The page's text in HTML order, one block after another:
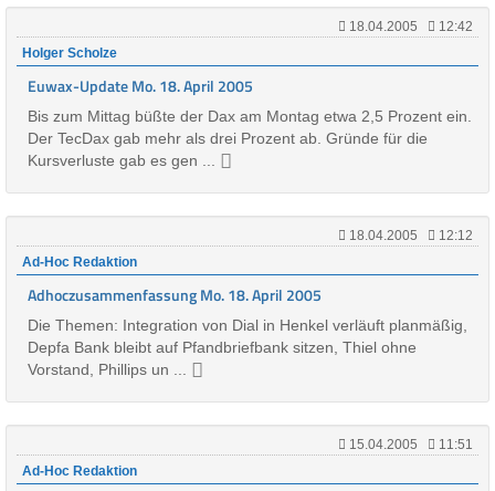
18.04.2005
12:42
Holger Scholze
Euwax-Update Mo. 18. April 2005
Bis zum Mittag büßte der Dax am Montag etwa 2,5 Prozent ein.
Der TecDax gab mehr als drei Prozent ab. Gründe für die
Kursverluste gab es gen ...
18.04.2005
12:12
Ad-Hoc Redaktion
Adhoczusammenfassung Mo. 18. April 2005
Die Themen: Integration von Dial in Henkel verläuft planmäßig,
Depfa Bank bleibt auf Pfandbriefbank sitzen, Thiel ohne
Vorstand, Phillips un ...
15.04.2005
11:51
Ad-Hoc Redaktion